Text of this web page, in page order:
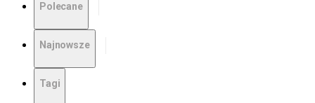
Polecane
Najnowsze
Tagi